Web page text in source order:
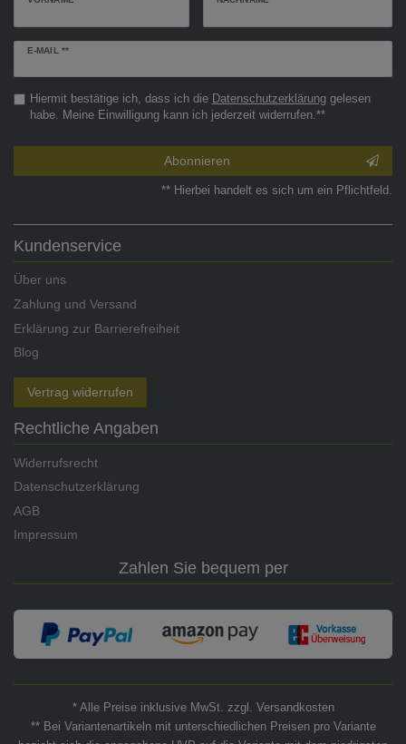
E-MAIL **
Newsletter
Hiermit bestätige ich, dass ich die Daten­schutz­erklärunggelesen
habe. Meine Einwilligung kann ich jederzeit widerrufen.**
Abonnieren
** Hierbei handelt es sich um ein Pflichtfeld.
Kundenservice
Über uns
Zahlung und Versand
Erklärung zur Barrierefreiheit
Blog
Vertrag widerrufen
Rechtliche Angaben
Widerrufsrecht
Datenschutzerklärung
AGB
Impressum
Zahlen Sie bequem per
* Alle Preise inklusive MwSt. zzgl. Versandkosten
** Bei Variantenartikeln mit unterschiedlichen Preisen pro Variante